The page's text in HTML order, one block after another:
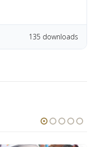
135 downloads